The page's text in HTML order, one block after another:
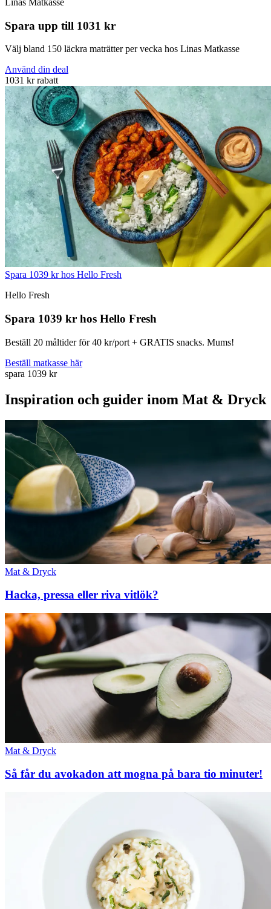
Linas Matkasse
Spara upp till 1031 kr
Välj bland 150 läckra maträtter per vecka hos Linas Matkasse
Använd din deal
1031 kr rabatt
Spara 1039 kr hos Hello Fresh
Hello Fresh
Spara 1039 kr hos Hello Fresh
Beställ 20 måltider för 40 kr/port + GRATIS snacks. Mums!
Beställ matkasse här
spara 1039 kr
Inspiration och guider inom Mat & Dryck
Mat & Dryck
Hacka, pressa eller riva vitlök?
Mat & Dryck
Så får du avokadon att mogna på bara tio minuter!